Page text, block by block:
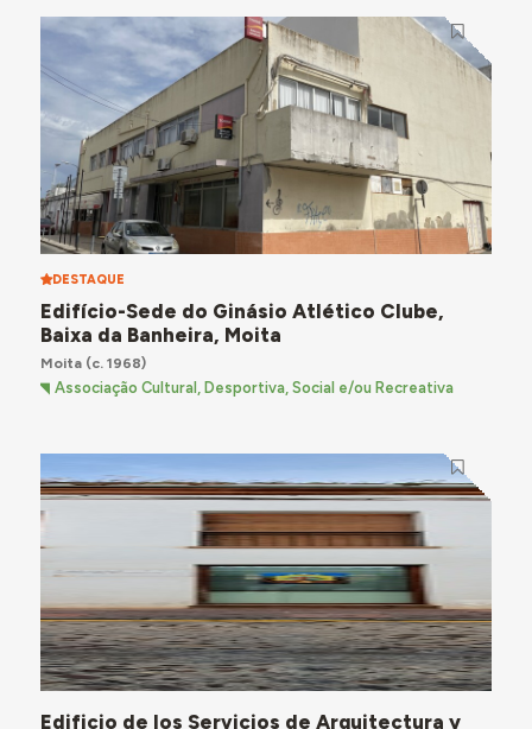
DESTAQUE
Edifício-Sede do Ginásio Atlético Clube,
Baixa da Banheira, Moita
Moita(c. 1968)
Associação Cultural, Desportiva, Social e/ou Recreativa
Edificio de los Servicios de Arquitectura y